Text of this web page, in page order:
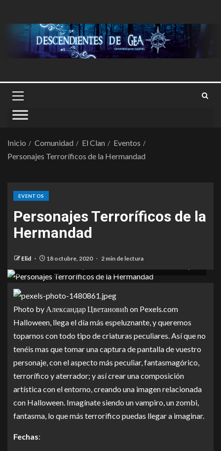
Inicio Comunidad El Clan
Eventos
Personajes Terroríficos de la Hermandad
EVENTOS
Personajes Terroríficos de la
Hermandad
Elid 18 octubre, 2020 2 min de lectura
Photo by Александар Цветановић on <a
href="https://www.pexels.com/photo/halloween-
themed-jack-o-lantern-lamp-near-october-31-
Photo by Александар Цветановић on Pexels.com
Halloween, llega el día más espeluznante, y queremos
toparnos con todo tipo de criaturas peculiares. Así que no
tenéis mas que tomar una captura de pantalla de vuestro
personaje, con el aspecto más peculiar, fantasmagórico,
terrorífico y aterrador; y así crear una composición
artística con el entorno, creando una imagen relacionada
con Halloween. Imagínate siendo un vampiro, un zombi,
fantasma, lo que más terrorífico puedas llegar a imaginar.
Fechas: